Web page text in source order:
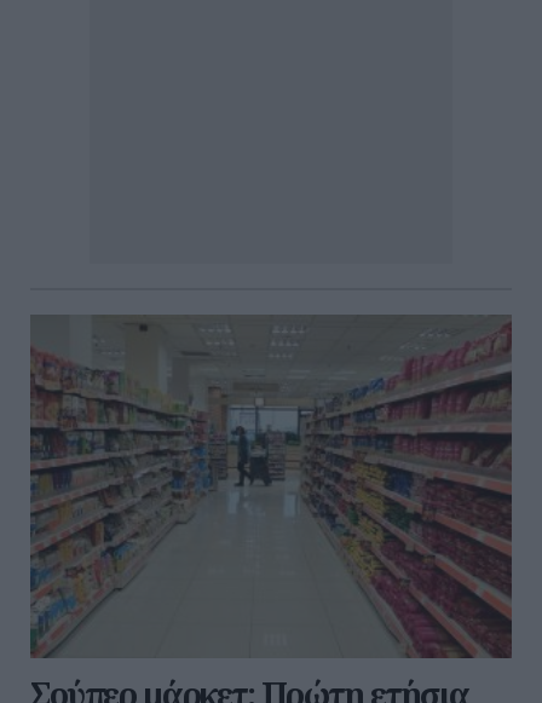
Σούπερ μάρκετ: Πρώτη ετήσια